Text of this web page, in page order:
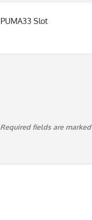
Slot
Required fields are marked